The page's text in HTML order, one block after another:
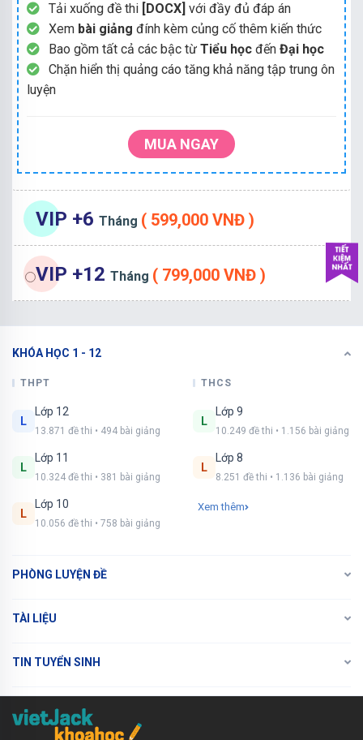
Tải xuống đề thi [DOCX] với đầy đủ đáp án
Xem bài giảng đính kèm củng cố thêm kiến thức
Bao gồm tất cả các bậc từ Tiểu học đến Đại học
Chặn hiển thị quảng cáo tăng khả năng tập trung ôn
luyện
MUA NGAY
VIP +6 Tháng ( 599,000 VNĐ )
VIP +12 Tháng ( 799,000 VNĐ )
KHÓA HỌC 1 - 12
THPT
L
Lớp 12
13.871 đề thi • 494 bài giảng
L
Lớp 11
10.324 đề thi • 381 bài giảng
L
Lớp 10
10.056 đề thi • 758 bài giảng
THCS
L
Lớp 9
10.249 đề thi • 1.156 bài giảng
L
Lớp 8
8.251 đề thi • 1.136 bài giảng
Xem thêm
PHÒNG LUYỆN ĐỀ
TÀI LIỆU
TIN TUYỂN SINH